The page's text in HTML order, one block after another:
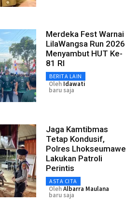
Merdeka Fest Warnai
LilaWangsa Run 2026
Menyambut HUT Ke-
81 RI
BERITA LAIN
Oleh Idawati
baru saja
Jaga Kamtibmas
Tetap Kondusif,
Polres Lhokseumawe
Lakukan Patroli
Perintis
ASTA CITA
OlehAlbarra Maulana
baru saja